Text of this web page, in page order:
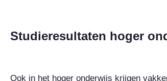
Studieresultaten hoger
Ook in het hoger onderwijs krijgen